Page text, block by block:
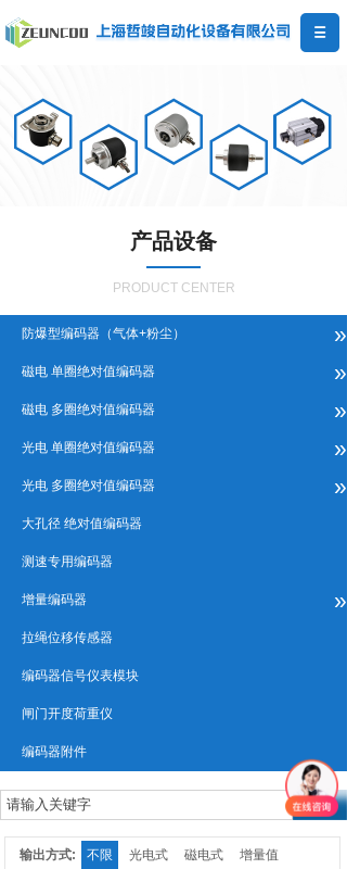
产品设备
PRODUCT CENTER
防爆型编码器（气体+粉尘） »
磁电 单圈绝对值编码器 »
磁电 多圈绝对值编码器 »
光电 单圈绝对值编码器 »
光电 多圈绝对值编码器 »
大孔径 绝对值编码器
测速专用编码器
增量编码器 »
拉绳位移传感器
编码器信号仪表模块
闸门开度荷重仪
编码器附件
输出方式: 不限 光电式 磁电式 增量值